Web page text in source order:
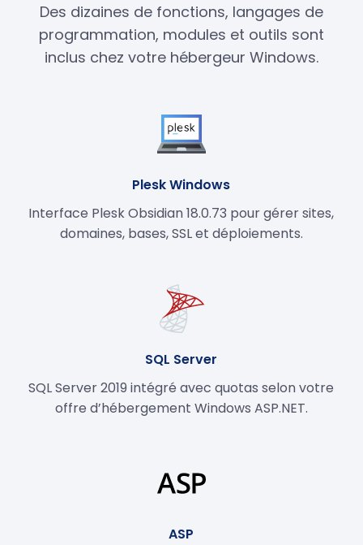
Des dizaines de fonctions, langages de
programmation, modules et outils sont
inclus chez votre hébergeur Windows.
Plesk Windows
Interface Plesk Obsidian 18.0.73 pour gérer sites,
domaines, bases, SSL et déploiements.
SQL Server
SQL Server 2019 intégré avec quotas selon votre
offre d’hébergement Windows ASP.NET.
ASP